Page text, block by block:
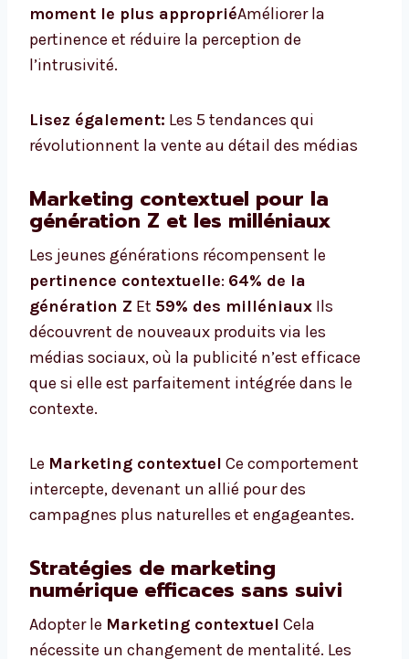
moment le plus appropriéAméliorer la
pertinence et réduire la perception de
l’intrusivité.
Lisez également: Les 5 tendances qui
révolutionnent la vente au détail des médias
Marketing contextuel pour la
génération Z et les milléniaux
Les jeunes générations récompensent le
pertinence contextuelle: 64% de la
génération Z Et 59% des milléniaux Ils
découvrent de nouveaux produits via les
médias sociaux, où la publicité n’est efficace
que si elle est parfaitement intégrée dans le
contexte.
Le Marketing contextuel Ce comportement
intercepte, devenant un allié pour des
campagnes plus naturelles et engageantes.
Stratégies de marketing
numérique efficaces sans suivi
Adopter le Marketing contextuel Cela
nécessite un changement de mentalité. Les